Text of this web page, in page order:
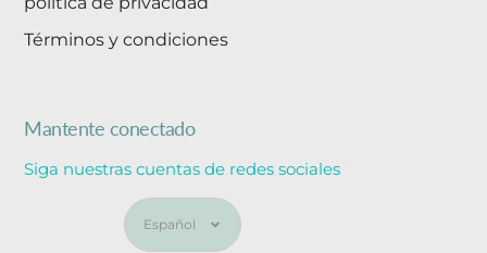
Términos y condiciones
Mantente conectado
Siga nuestras cuentas de redes sociales
Idioma
Español